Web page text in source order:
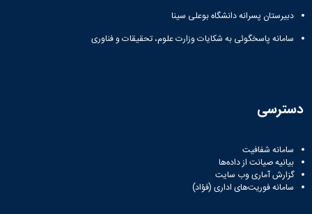
دبیرستان پسرانه دانشگاه بوعلی سینا
سامانه پاسخگوئی به شکایات وزارت علوم، تحقیقات و فناوری
دسترسی
سامانه شفافیت
بیانیه صیانت از داده‌ها
گزارش آماری وب‌ سایت
سامانه فوریت‌های اداری (فؤاد)